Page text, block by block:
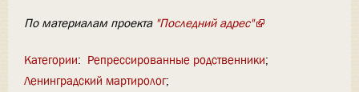
По материалам проекта "Последний адрес"
Категории: Репрессированные родственники
Ленинградский мартиролог